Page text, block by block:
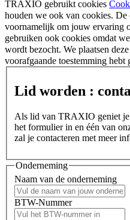
TRAXIO gebruikt cookies
houden we ook van cookies.
voornamelijk om jouw ervaring
gebruiken ook cookies omdat
wordt bezocht. We plaatsen
voorafgaande toestemming hebt
Lid worden :
Als lid van TRAXIO geniet
het formulier in en één van
zal je contacteren met meer
Onderneming
Naam van de onderneming
BTW-Nummer